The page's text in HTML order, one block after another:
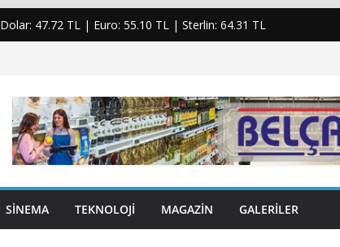
Dolar: 47.72 TL| Euro: 55.10 TL| Sterlin: 64.31 TL
SINEMA TEKNOLOJI MAGAZIN GALERILER